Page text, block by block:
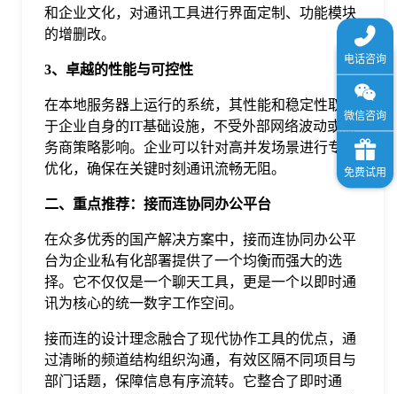
和企业文化，对通讯工具进行界面定制、功能模块
的增删改。
3、卓越的性能与可控性
在本地服务器上运行的系统，其性能和稳定性取决
于企业自身的IT基础设施，不受外部网络波动或服
务商策略影响。企业可以针对高并发场景进行专项
优化，确保在关键时刻通讯流畅无阻。
二、重点推荐：接而连协同办公平台
在众多优秀的国产解决方案中，接而连协同办公平
台为企业私有化部署提供了一个均衡而强大的选
择。它不仅仅是一个聊天工具，更是一个以即时通
讯为核心的统一数字工作空间。
接而连的设计理念融合了现代协作工具的优点，通
过清晰的频道结构组织沟通，有效区隔不同项目与
部门话题，保障信息有序流转。它整合了即时通